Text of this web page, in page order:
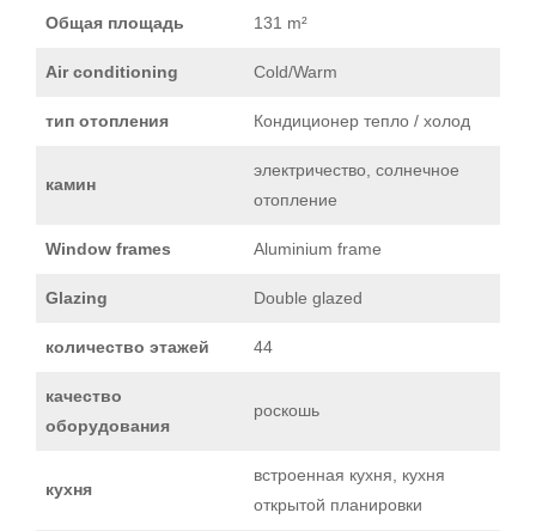
Общая площадь 131 m²
Air conditioning Cold/Warm
тип отопления Кондиционер тепло / холод
камин
электричество, солнечное
отопление
Window frames Aluminium frame
Glazing Double glazed
количество этажей 44
качество
оборудования
роскошь
кухня
встроенная кухня, кухня
открытой планировки